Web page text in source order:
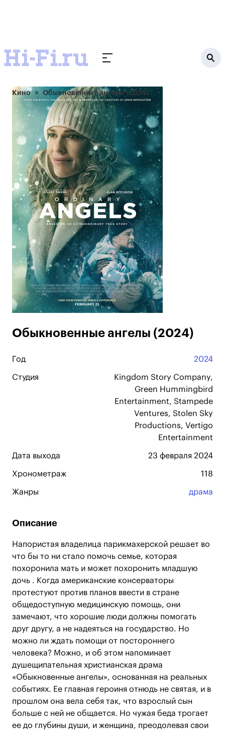
Кино Обыкновенные ангелы (2024)
Обыкновенные ангелы (2024)
Год 2024
Студия
Kingdom Story Company,
Green Hummingbird
Entertainment, Stampede
Ventures, Stolen Sky
Productions, Vertigo
Entertainment
Дата выхода 23 февраля 2024
Хронометраж 118
Жанры драма
Описание
Напористая владелица парикмахерской решает во
что бы то ни стало помочь семье, которая
похоронила мать и может похоронить младшую
дочь . Когда американские консерваторы
протестуют против планов ввести в стране
общедоступную медицинскую помощь, они
замечают, что хорошие люди должны помогать
друг другу, а не надеяться на государство. Но
можно ли ждать помощи от постороннего
человека? Можно, и об этом напоминает
душещипательная христианская драма
«Обыкновенные ангелы», основанная на реальных
событиях. Ее главная героиня отнюдь не святая, и в
прошлом она вела себя так, что взрослый сын
больше с ней не общается. Но чужая беда трогает
ее до глубины души, и женщина, преодолевая свои